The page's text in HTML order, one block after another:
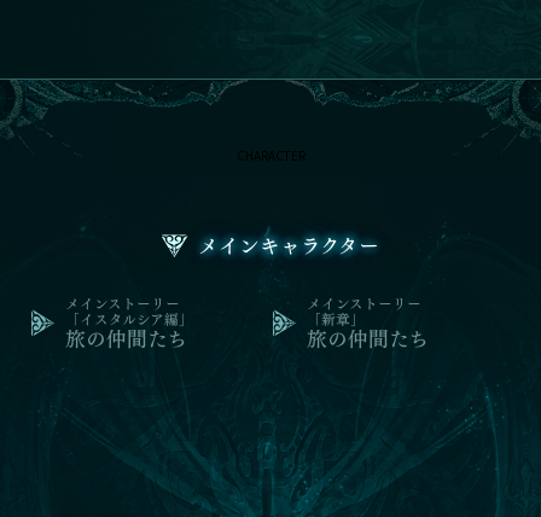
「イスタルシア編」旅の仲間たち
メインストーリー
「新章」旅の仲間たち
Channel
CHARACTER
メインキャラクター
メインストーリー
「イスタルシア編」
旅の仲間たち
メインストーリー
「新章」
旅の仲間たち
Main Character
主人公